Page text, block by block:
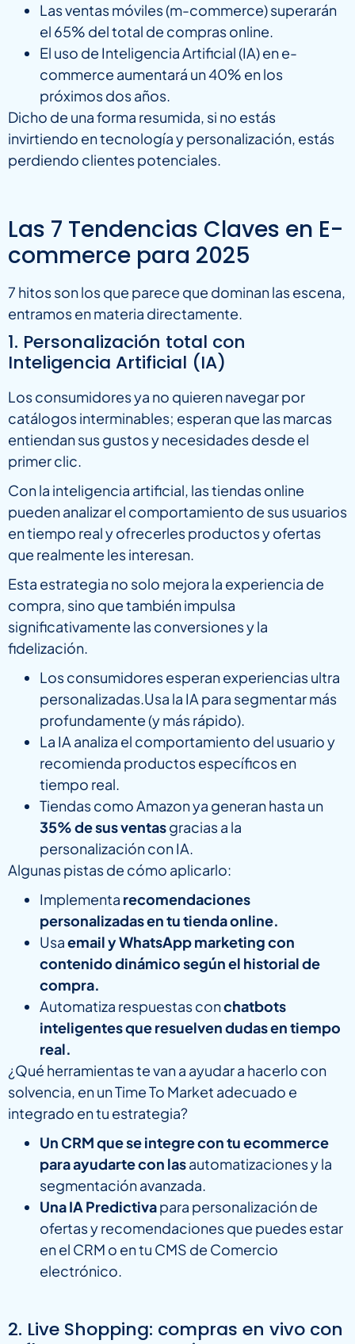
Las ventas móviles (m-commerce) superarán
el 65% del total de compras online.
El uso de Inteligencia Artificial (IA) en e-
commerce aumentará un 40% en los
próximos dos años.
Dicho de una forma resumida, si no estás
invirtiendo en tecnología y personalización, estás
perdiendo clientes potenciales.
Las 7 Tendencias Claves en E-
commerce para 2025
7 hitos son los que parece que dominan las escena,
entramos en materia directamente.
1. Personalización total con
Inteligencia Artificial (IA)
Los consumidores ya no quieren navegar por
catálogos interminables; esperan que las marcas
entiendan sus gustos y necesidades desde el
primer clic.
Con la inteligencia artificial, las tiendas online
pueden analizar el comportamiento de sus usuarios
en tiempo real y ofrecerles productos y ofertas
que realmente les interesan.
Esta estrategia no solo mejora la experiencia de
compra, sino que también impulsa
significativamente las conversiones y la
fidelización.
Los consumidores esperan experiencias ultra
personalizadas.Usa la IA para segmentar más
profundamente (y más rápido).
La IA analiza el comportamiento del usuario y
recomienda productos específicos en
tiempo real.
Tiendas como Amazon ya generan hasta un
35% de sus ventasgracias a la
personalización con IA.
Algunas pistas de cómo aplicarlo:
Implementa recomendaciones
personalizadas en tu tienda online.
Usaemail y WhatsApp marketing con
contenido dinámico según el historial de
compra.
Automatiza respuestas conchatbots
inteligentes que resuelven dudas en tiempo
real.
¿Qué herramientas te van a ayudar a hacerlo con
solvencia, en un Time To Market adecuado e
integrado en tu estrategia?
Un CRM que se integre con tu ecommerce
para ayudarte con lasautomatizaciones y la
segmentación avanzada.
Una IA Predictivapara personalización de
ofertas y recomendaciones que puedes estar
en el CRM o en tu CMS de Comercio
electrónico.
2. Live Shopping: compras en vivo con